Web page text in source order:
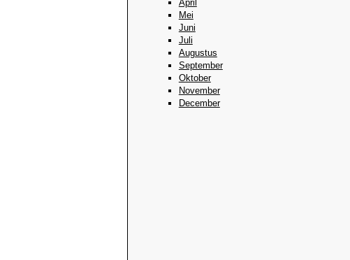
April
Mei
Juni
Juli
Augustus
September
Oktober
November
December